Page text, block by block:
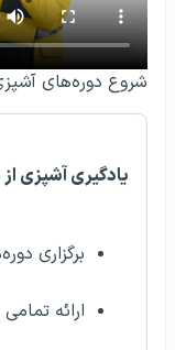
شروع دوره‌های
یادگیری آشپزی
برگزاری
ارائه